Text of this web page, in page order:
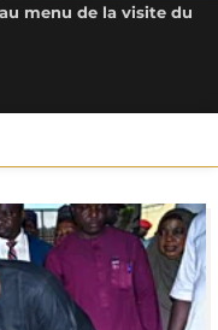
menu de la visite du